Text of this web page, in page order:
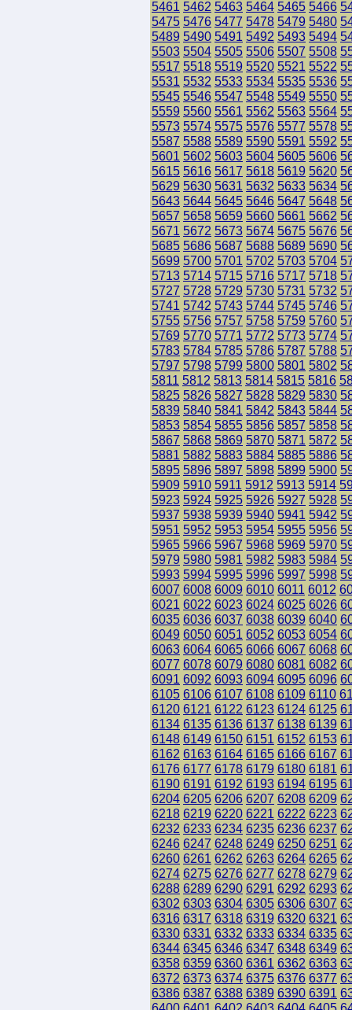
5461 5462 5463 5464 5465 5466
5475 5476 5477 5478 5479 5480
5489 5490 5491 5492 5493 5494
5503 5504 5505 5506 5507 5508
5517 5518 5519 5520 5521 5522
5531 5532 5533 5534 5535 5536
5545 5546 5547 5548 5549 5550
5559 5560 5561 5562 5563 5564
5573 5574 5575 5576 5577 5578
5587 5588 5589 5590 5591 5592
5601 5602 5603 5604 5605 5606
5615 5616 5617 5618 5619 5620
5629 5630 5631 5632 5633 5634
5643 5644 5645 5646 5647 5648
5657 5658 5659 5660 5661 5662
5671 5672 5673 5674 5675 5676
5685 5686 5687 5688 5689 5690
5699 5700 5701 5702 5703 5704
5713 5714 5715 5716 5717 5718
5727 5728 5729 5730 5731 5732
5741 5742 5743 5744 5745 5746
5755 5756 5757 5758 5759 5760
5769 5770 5771 5772 5773 5774
5783 5784 5785 5786 5787 5788
5797 5798 5799 5800 5801 5802
5811 5812 5813 5814 5815 5816
5825 5826 5827 5828 5829 5830
5839 5840 5841 5842 5843 5844
5853 5854 5855 5856 5857 5858
5867 5868 5869 5870 5871 5872
5881 5882 5883 5884 5885 5886
5895 5896 5897 5898 5899 5900
5909 5910 5911 5912 5913 5914
5923 5924 5925 5926 5927 5928
5937 5938 5939 5940 5941 5942
5951 5952 5953 5954 5955 5956
5965 5966 5967 5968 5969 5970
5979 5980 5981 5982 5983 5984
5993 5994 5995 5996 5997 5998
6007 6008 6009 6010 6011 6012
6021 6022 6023 6024 6025 6026
6035 6036 6037 6038 6039 6040
6049 6050 6051 6052 6053 6054
6063 6064 6065 6066 6067 6068
6077 6078 6079 6080 6081 6082
6091 6092 6093 6094 6095 6096
6105 6106 6107 6108 6109 6110
6120 6121 6122 6123 6124 6125
6134 6135 6136 6137 6138 6139
6148 6149 6150 6151 6152 6153
6162 6163 6164 6165 6166 6167
6176 6177 6178 6179 6180 6181
6190 6191 6192 6193 6194 6195
6204 6205 6206 6207 6208 6209
6218 6219 6220 6221 6222 6223
6232 6233 6234 6235 6236 6237
6246 6247 6248 6249 6250 6251
6260 6261 6262 6263 6264 6265
6274 6275 6276 6277 6278 6279
6288 6289 6290 6291 6292 6293
6302 6303 6304 6305 6306 6307
6316 6317 6318 6319 6320 6321
6330 6331 6332 6333 6334 6335
6344 6345 6346 6347 6348 6349
6358 6359 6360 6361 6362 6363
6372 6373 6374 6375 6376 6377
6386 6387 6388 6389 6390 6391